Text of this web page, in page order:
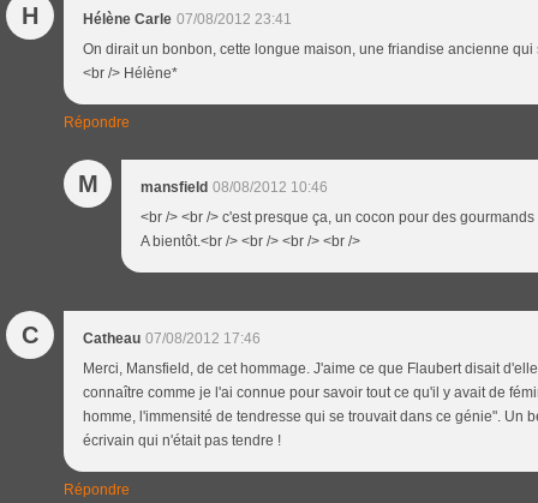
H Hélène Carle 07/08/2012 23:41
On dirait un bonbon, cette longue maison, une friandise ancienne qui
<br /> Hélène*
Répondre
M mansfield 08/08/2012 10:46
<br /> <br /> c'est presque ça, un cocon pour des
A bientôt.<br /> <br /> <br /> <br />
C Catheau 07/08/2012 17:46
Merci, Mansfield, de cet hommage. J'aime ce que Flaubert disait
connaître comme je l'ai connue pour savoir tout ce qu'il y avait de
homme, l'immensité de tendresse qui se trouvait dans ce génie". Un
écrivain qui n'était pas tendre !
Répondre